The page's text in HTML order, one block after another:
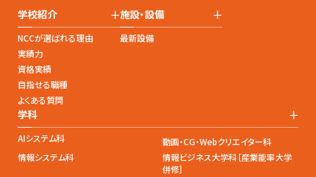
学校紹介 +
NCCが選ばれる理由
実績力
資格実績
目指せる職種
よくある質問
施設・設備 +
最新設備
学科 +
AIシステム科
動画・CG・Webクリエイター科
情報システム科
情報ビジネス大学科［産業能率大学
併修］